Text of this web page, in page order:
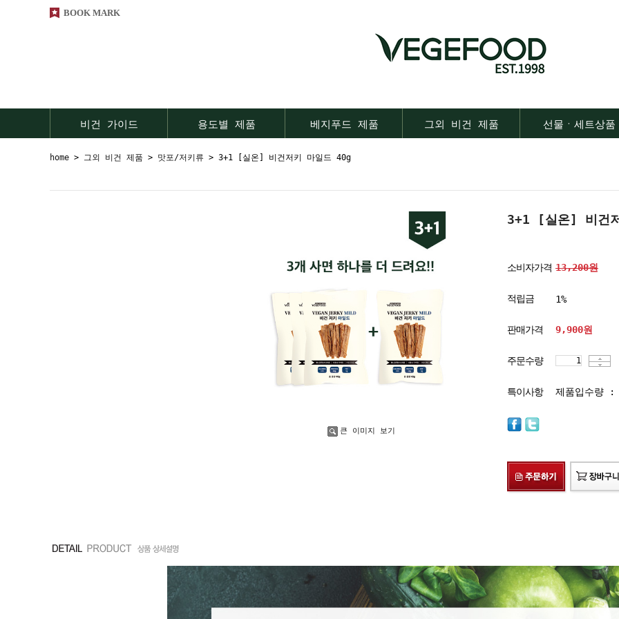
BOOK MARK
비건 가이드 용도별 제품 베지푸드 제품 그외 비건 제품 선물ㆍ세트상품
home > 그외 비건 제품 > 맛포/저키류 > 3+1 [실온] 비건저키 마일드 40g
큰 이미지 보기
3+1 [실온] 비건
소비자가격 13,200원
적립금 1%
판매가격 9,900원
주문수량
특이사항 제품입수량 :